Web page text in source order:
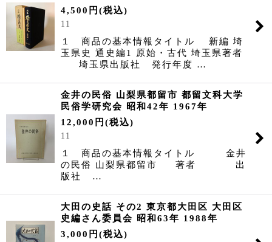
4,500 円 (税込)
11
１ 商品の基本情報タイトル 新編 埼
玉県史 通史編1 原始・古代 埼玉県著者
埼玉県出版社 発行年度 …
金井の民俗 山梨県都留市 都留文科大学
民俗学研究会 昭和42年 1967年
12,000 円 (税込)
11
１ 商品の基本情報タイトル 金井
の民俗 山梨県都留市 著者 出
版社 …
大田の史話 その2 東京都大田区 大田区
史編さん委員会 昭和63年 1988年
3,000 円 (税込)